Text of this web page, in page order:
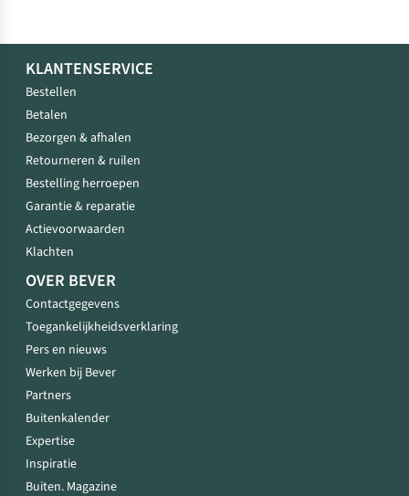
KLANTENSERVICE
Bestellen
Betalen
Bezorgen & afhalen
Retourneren & ruilen
Bestelling herroepen
Garantie & reparatie
Actievoorwaarden
Klachten
OVER BEVER
Contactgegevens
Toegankelijkheidsverklaring
Pers en nieuws
Werken bij Bever
Partners
Buitenkalender
Expertise
Inspiratie
Buiten. Magazine